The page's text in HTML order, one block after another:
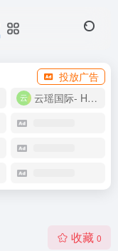
投放广告
云瑶国际- Harlan-15360639224
收藏 0